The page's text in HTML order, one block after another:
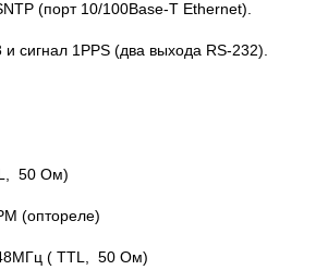
(порт 10/100Base-T Ethernet).
1PPS (два выхода RS-232).
50 Ом)
( TTL, 50 Ом)